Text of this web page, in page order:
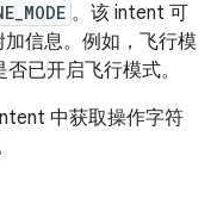
。该 intent 可
信息。例如，飞行模
已开启飞行模式。
中获取操作字符